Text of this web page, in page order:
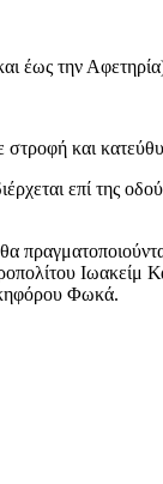
έως την
στροφή και
επί της
Ιωακείμ
Φωκά.